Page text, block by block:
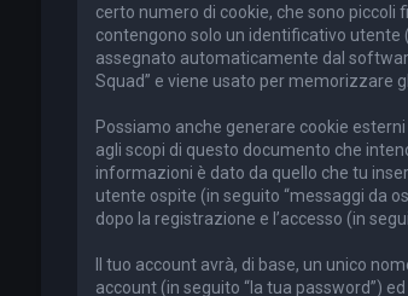
certo numero di cookie, che sono piccoli
contengono solo un identificativo utente
assegnato automaticamente dal
Squad” e viene usato per memorizzare
Possiamo anche generare cookie
agli scopi di questo documento che
informazioni è dato da quello che tu
utente ospite (in seguito “messaggi da
dopo la registrazione e l’accesso (in
Il tuo account avrà, di base, un unico
account (in seguito “la tua password”)